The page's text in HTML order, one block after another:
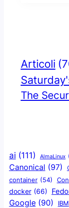
Articoli
The
ai (111) AlmaLinux
Canonical (97)
container (54)
docker (66)
Google (90) IBM